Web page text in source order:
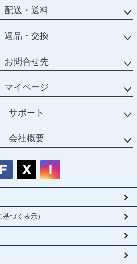
配送・送料
返品・交換
お問合せ先
マイページ
サポート
会社概要
づく表示）